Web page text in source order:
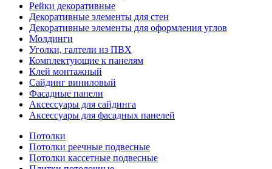
Рейки декоративные
Декоративные элементы для стен
Декоративные элементы для оформления углов
Молдинги
Уголки, галтели из ПВХ
Комплектующие к панелям
Клей монтажный
Сайдинг виниловый
Фасадные панели
Аксессуары для сайдинга
Аксессуары для фасадных панелей
Потолки
Потолки реечные подвесные
Потолки кассетные подвесные